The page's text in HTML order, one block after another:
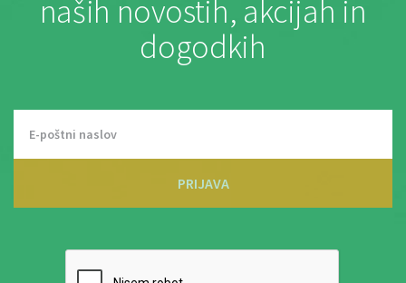
naših novostih, akcijah in
dogodkih
PRIJAVA